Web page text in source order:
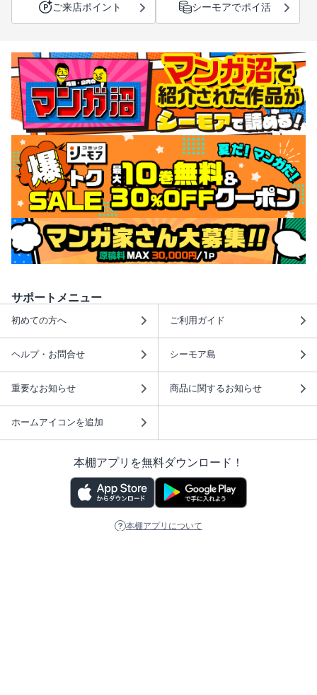
ご来店ポイント シーモアでポイ活
サポートメニュー
初めての方へ ご利用ガイド
ヘルプ・お問合せ シーモア島
重要なお知らせ 商品に関するお知らせ
ホームアイコンを追加
本棚アプリを無料ダウンロード！
本棚アプリについて